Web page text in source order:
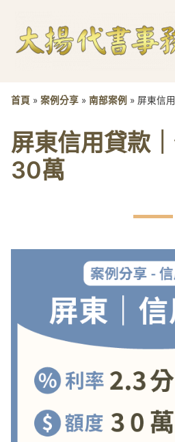
首頁 » 案例分享 » 南部案例 » 屏東信
屏東信用貸款
30萬